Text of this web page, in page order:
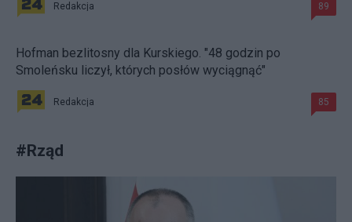
Redakcja 89
Hofman bezlitosny dla Kurskiego. "48 godzin po
Smoleńsku liczył, których posłów wyciągnąć"
Redakcja 85
#Rząd